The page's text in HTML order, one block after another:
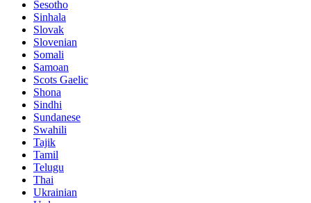
Sesotho
Sinhala
Slovak
Slovenian
Somali
Samoan
Scots Gaelic
Shona
Sindhi
Sundanese
Swahili
Tajik
Tamil
Telugu
Thai
Ukrainian